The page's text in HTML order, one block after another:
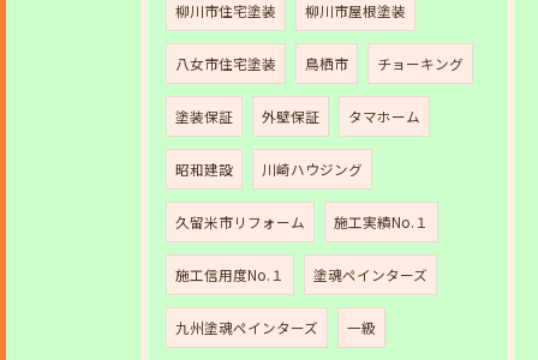
柳川市住宅塗装 柳川市屋根塗装
八女市住宅塗装 鳥栖市 チョーキング
塗装保証 外壁保証 タマホーム
昭和建設 川崎ハウジング
久留米市リフォーム 施工実績No.１
施工信用度No.１ 塗魂ペインターズ
九州塗魂ペインターズ 一級